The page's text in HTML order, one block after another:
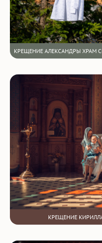
КРЕЩЕНИЕ